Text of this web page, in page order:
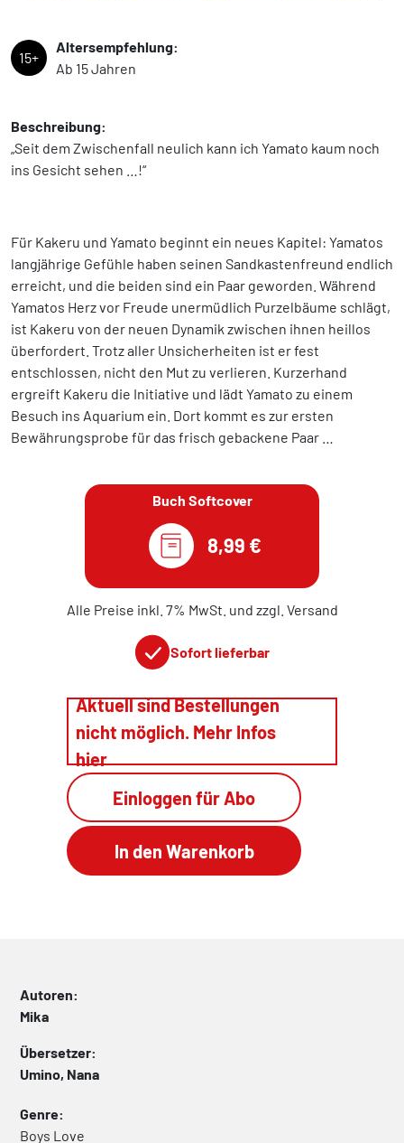
15+
Altersempfehlung:
Ab 15 Jahren
Beschreibung:
„Seit dem Zwischenfall neulich kann ich Yamato kaum noch
ins Gesicht sehen …!“
Für Kakeru und Yamato beginnt ein neues Kapitel: Yamatos
langjährige Gefühle haben seinen Sandkastenfreund endlich
erreicht, und die beiden sind ein Paar geworden. Während
Yamatos Herz vor Freude unermüdlich Purzelbäume schlägt,
ist Kakeru von der neuen Dynamik zwischen ihnen heillos
überfordert. Trotz aller Unsicherheiten ist er fest
entschlossen, nicht den Mut zu verlieren. Kurzerhand
ergreift Kakeru die Initiative und lädt Yamato zu einem
Besuch ins Aquarium ein. Dort kommt es zur ersten
Bewährungsprobe für das frisch gebackene Paar …
Buch Softcover
8,99 €
Alle Preise inkl. 7% MwSt. und zzgl. Versand
Sofort lieferbar
Aktuell sind Bestellungen
nicht möglich. Mehr Infos
hier
Einloggen für Abo
Autoren:
Mika
Übersetzer:
Umino, Nana
Genre:
Boys Love